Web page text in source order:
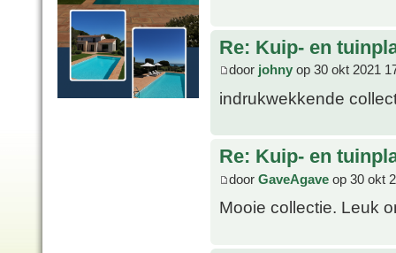
Re: Kuip- en
door johny op 30 okt 2021
indrukwekkende
Re: Kuip- en
door GaveAgave op 30 okt
Mooie collectie. Leuk